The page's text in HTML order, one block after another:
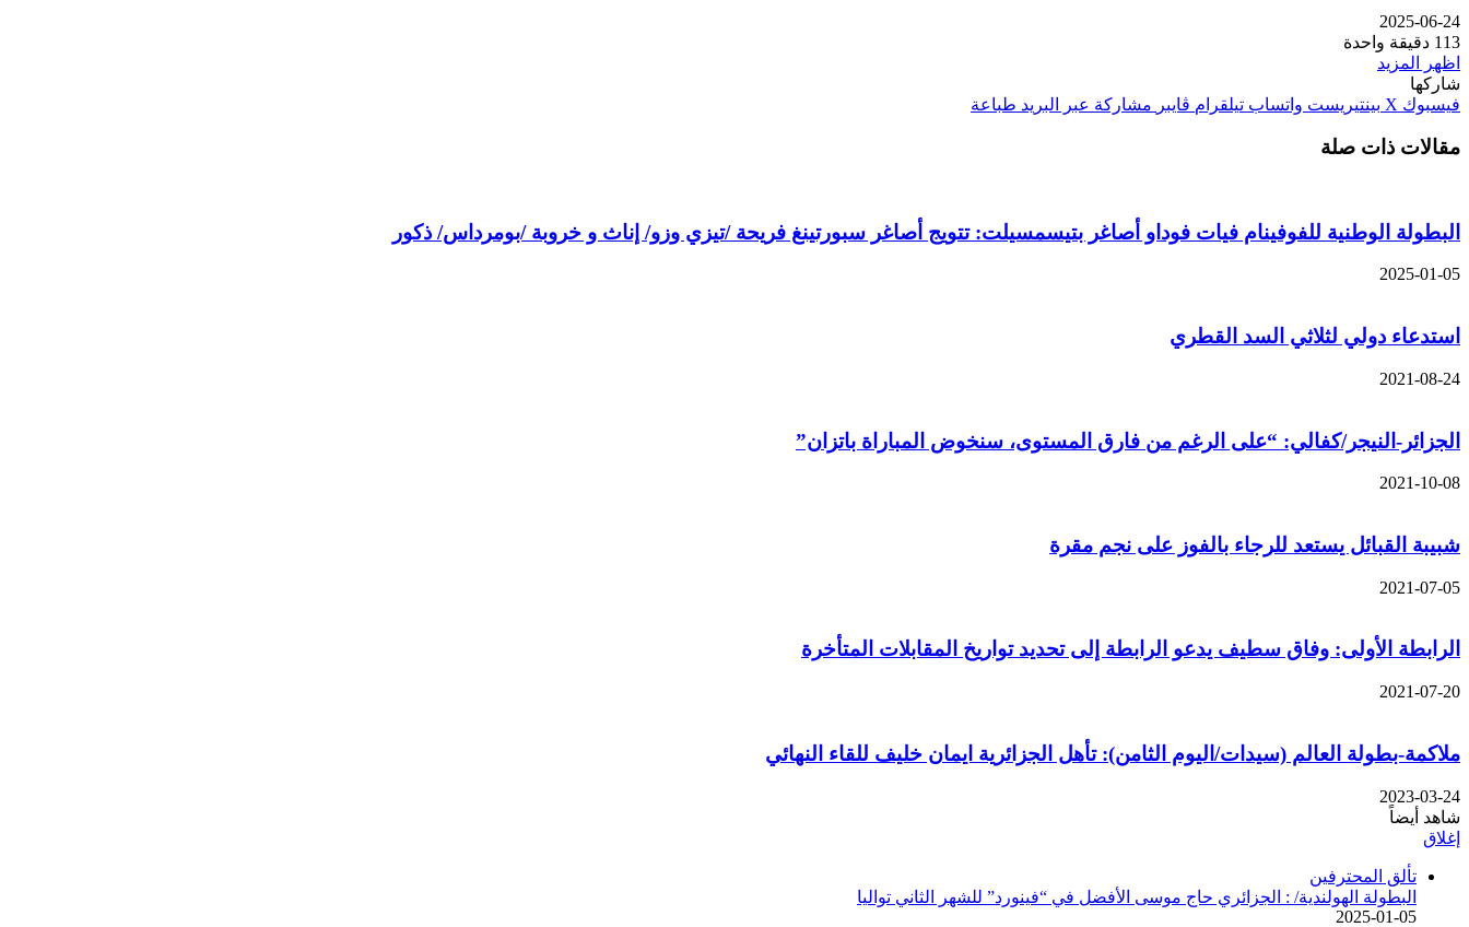
2025-06-24
113 دقيقة واحدة
اظهر المزيد
شاركها
فيسبوك ‫X بينتيريست واتساب تيلقرام ڤايبر مشاركة عبر البريد طباعة
مقالات ذات صلة
البطولة الوطنية للفوفينام فيات فوداو أصاغر بتيسمسيلت: تتويج أصاغر سبورتينغ فريحة /تيزي وزو/ إناث و خروبة /بومرداس/ ذكور
2025-01-05
استدعاء دولي لثلاثي السد القطري
2021-08-24
الجزائر-النيجر/كفالي: “على الرغم من فارق المستوى، سنخوض المباراة باتزان”
2021-10-08
شبيبة القبائل يستعد للرجاء بالفوز على نجم مقرة
2021-07-05
الرابطة الأولى: وفاق سطيف يدعو الرابطة إلى تحديد تواريخ المقابلات المتأخرة
2021-07-20
ملاكمة-بطولة العالم (سيدات/اليوم الثامن): تأهل الجزائرية ايمان خليف للقاء النهائي
2023-03-24
شاهد أيضاً
إغلاق
تألق المحترفين
البطولة الهولندية/ : الجزائري حاج موسى الأفضل في “فينورد” للشهر الثاني تواليا
2025-01-05